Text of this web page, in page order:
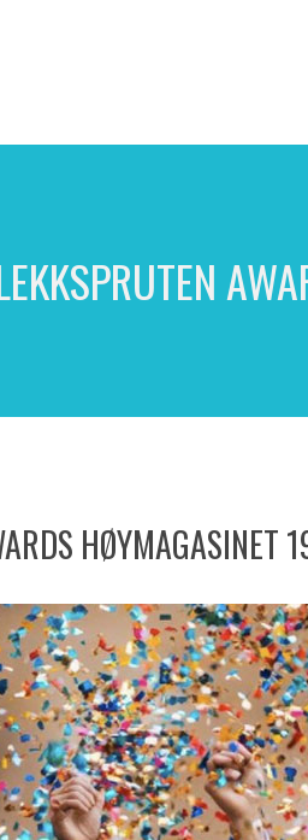
HØYMAGASINET